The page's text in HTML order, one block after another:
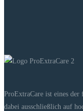
ProExtraCare ist eines
dabei ausschließlich auf